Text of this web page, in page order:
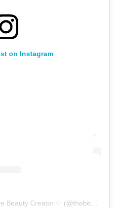
on Instagram
A post shared by Janine - The Beauty Creator ✨ (@thebeautycreator.nl)